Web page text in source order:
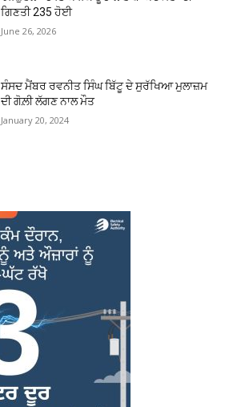
ਗਿਣਤੀ 235 ਹੋਈ
June 26, 2026
ਸੰਸਦ ਮੈਂਬਰ ਰਵਨੀਤ ਸਿੰਘ ਬਿੱਟੂ ਦੇ ਸੁਰੱਖਿਆ ਮੁਲਾਜ਼ਮ
ਦੀ ਗੋਲ਼ੀ ਲੱਗਣ ਨਾਲ ਮੌਤ
January 20, 2024